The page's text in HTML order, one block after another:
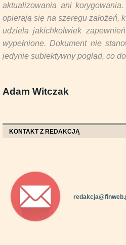
aktualizowania ani
opierają się na szeregu założeń,
udziela jakichkolwiek
wypełnione. Dokument nie
jedynie subiektywny pogląd, co
Adam Witczak
KONTAKT Z REDAKCJĄ